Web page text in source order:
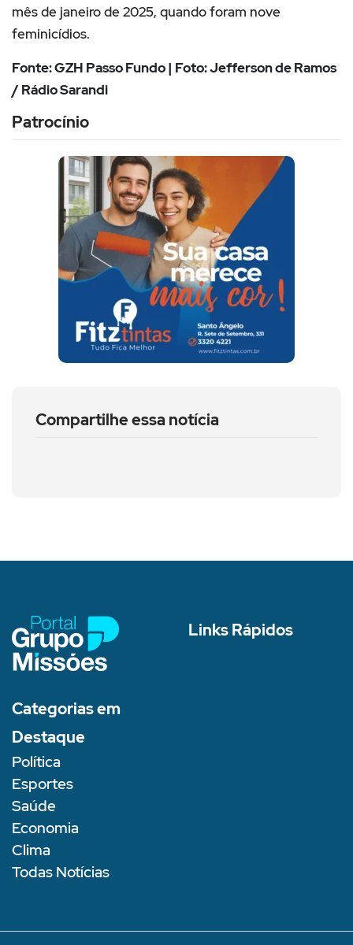
mês de janeiro de 2025, quando foram nove
feminicídios.
Fonte: GZH Passo Fundo | Foto: Jefferson de Ramos
/ Rádio Sarandi
Patrocínio
Compartilhe essa notícia
Links Rápidos
Categorias em
Destaque
Política
Esportes
Saúde
Economia
Clima
Todas Notícias